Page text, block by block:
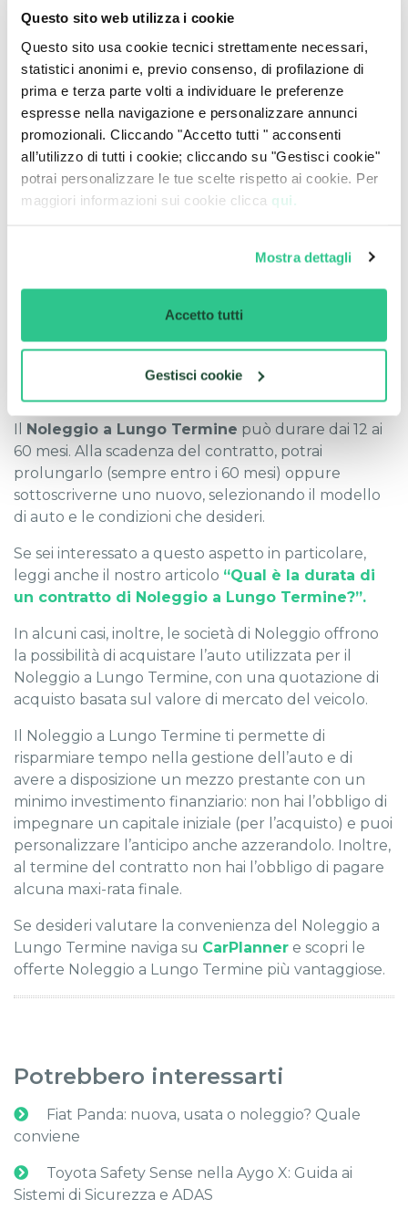
Questo sito web utilizza i cookie
Questo sito usa cookie tecnici strettamente necessari,
statistici anonimi e, previo consenso, di profilazione di
prima e terza parte volti a individuare le preferenze
espresse nella navigazione e personalizzare annunci
promozionali. Cliccando "Accetto tutti " acconsenti
all’utilizzo di tutti i cookie; cliccando su "Gestisci cookie"
potrai personalizzare le tue scelte rispetto ai cookie. Per
maggiori informazioni sui cookie clicca qui.
Mostra dettagli
Accetto tutti
Gestisci cookie
adatte per le tue esigenze.
CarPlannerè la Piattaforma Digitale che raggruppa
le migliori offerte sempre aggiornate provenienti dai
principali player del mercato.
Visitando il sito, puoi confrontare le varie proposte e,
supportato daconsulenti esperti, personalizzare
il contrattoin relazione ai Km percorribili,ma
anche alla durata, all’eventuale anticipo da versare
Cosa succede al termine
del contratto?
Il Noleggio a Lungo Termine può durare dai 12 ai
60 mesi. Alla scadenza del contratto, potrai
prolungarlo (sempre entro i 60 mesi) oppure
sottoscriverne uno nuovo, selezionando il modello
di auto e le condizioni che desideri.
Se sei interessato a questo aspetto in particolare,
leggi anche il nostro articolo “Qual è la durata di
un contratto di Noleggio a Lungo Termine?”.
In alcuni casi, inoltre, le società di Noleggio offrono
la possibilità di acquistare l’auto utilizzata per il
Noleggio a Lungo Termine, con una quotazione di
acquisto basata sul valore di mercato del veicolo.
Il Noleggio a Lungo Termine ti permette di
risparmiare tempo nella gestione dell’auto e di
avere a disposizione un mezzo prestante con un
minimo investimento finanziario: non hai l’obbligo di
impegnare un capitale iniziale (per l’acquisto) e puoi
personalizzare l’anticipo anche azzerandolo. Inoltre,
al termine del contratto non hai l’obbligo di pagare
alcuna maxi-rata finale.
Se desideri valutare la convenienza del Noleggio a
Lungo Termine naviga su CarPlanner e scopri le
offerte Noleggio a Lungo Termine più vantaggiose.
Potrebbero interessarti
Fiat Panda: nuova, usata o noleggio? Quale
conviene
Toyota Safety Sense nella Aygo X: Guida ai
Sistemi di Sicurezza e ADAS